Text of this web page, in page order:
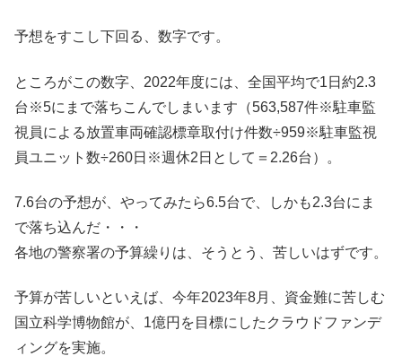
予想をすこし下回る、数字です。
ところがこの数字、2022年度には、全国平均で1日約2.3
台※5にまで落ちこんでしまいます（563,587件※駐車監
視員による放置車両確認標章取付け件数÷959※駐車監視
員ユニット数÷260日※週休2日として＝2.26台）。
7.6台の予想が、やってみたら6.5台で、しかも2.3台にま
で落ち込んだ・・・
各地の警察署の予算繰りは、そうとう、苦しいはずです。
予算が苦しいといえば、今年2023年8月、資金難に苦しむ
国立科学博物館が、1億円を目標にしたクラウドファンデ
ィングを実施。